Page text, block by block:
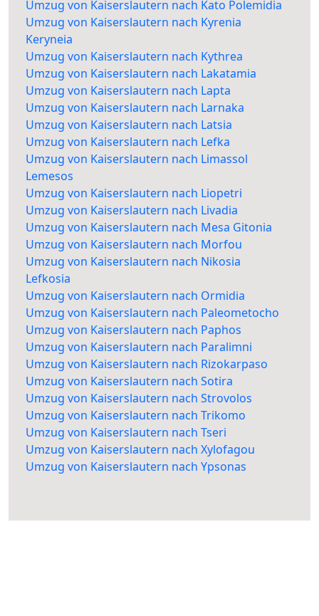
Umzug von Kaiserslautern nach Kato Polemidia
Umzug von Kaiserslautern nach Kyrenia
Keryneia
Umzug von Kaiserslautern nach Kythrea
Umzug von Kaiserslautern nach Lakatamia
Umzug von Kaiserslautern nach Lapta
Umzug von Kaiserslautern nach Larnaka
Umzug von Kaiserslautern nach Latsia
Umzug von Kaiserslautern nach Lefka
Umzug von Kaiserslautern nach Limassol
Lemesos
Umzug von Kaiserslautern nach Liopetri
Umzug von Kaiserslautern nach Livadia
Umzug von Kaiserslautern nach Mesa Gitonia
Umzug von Kaiserslautern nach Morfou
Umzug von Kaiserslautern nach Nikosia
Lefkosia
Umzug von Kaiserslautern nach Ormidia
Umzug von Kaiserslautern nach Paleometocho
Umzug von Kaiserslautern nach Paphos
Umzug von Kaiserslautern nach Paralimni
Umzug von Kaiserslautern nach Rizokarpaso
Umzug von Kaiserslautern nach Sotira
Umzug von Kaiserslautern nach Strovolos
Umzug von Kaiserslautern nach Trikomo
Umzug von Kaiserslautern nach Tseri
Umzug von Kaiserslautern nach Xylofagou
Umzug von Kaiserslautern nach Ypsonas